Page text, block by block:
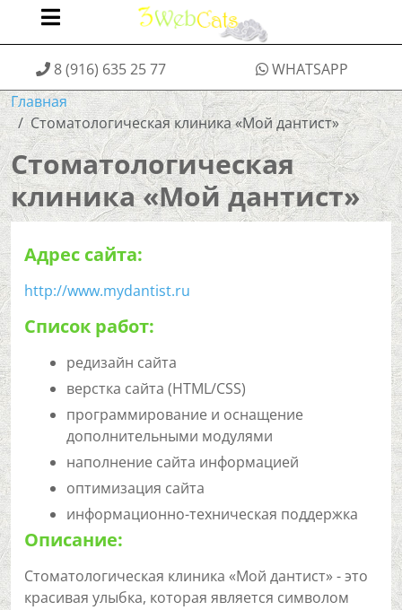
8 (916) 635 25 77
WHATSAPP
Главная
Стоматологическая клиника «Мой дантист»
Стоматологическая
клиника «Мой дантист»
Адрес сайта:
http://www.mydantist.ru
Список работ:
редизайн сайта
верстка сайта (HTML/CSS)
программирование и оснащение
дополнительными модулями
наполнение сайта информацией
оптимизация сайта
информационно-техническая поддержка
Описание:
Стоматологическая клиника «Мой дантист» - это
красивая улыбка, которая является символом